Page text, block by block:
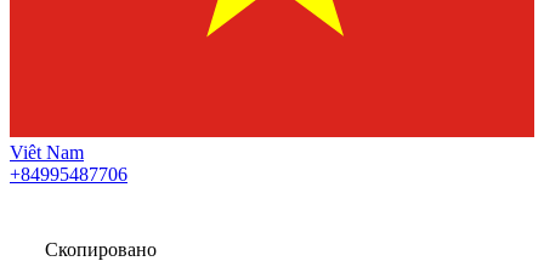
Viêt Nam
+84995487706
Скопировано